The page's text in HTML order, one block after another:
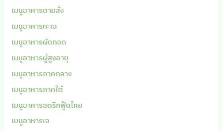
เมนูอาหารตามสั่ง
เมนูอาหารทะเล
เมนูอาหารผัดทอด
เมนูอาหารผู้สูงอายุ
เมนูอาหารภาคกลาง
เมนูอาหารภาคใต้
เมนูอาหารสตรีทฟู้ดไทย
เมนูอาหารเจ